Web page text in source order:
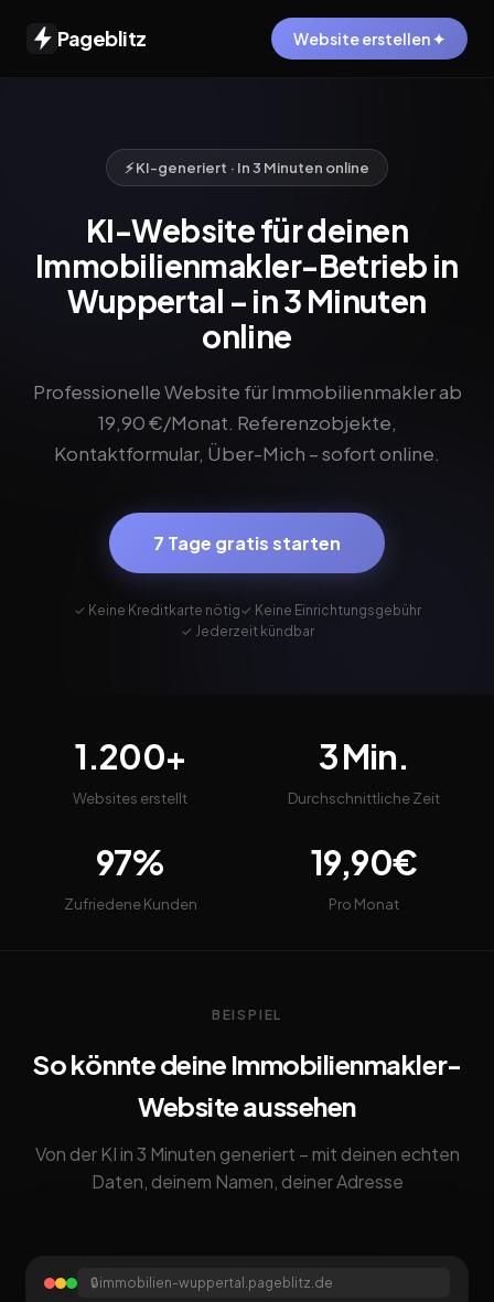
Pageblitz Website erstellen ✦
⚡ KI-generiert · In 3 Minuten online
KI-Website für deinen
Immobilienmakler-Betrieb in
Wuppertal – in 3 Minuten
online
Professionelle Website für Immobilienmakler ab
19,90 €/Monat. Referenzobjekte,
Kontaktformular, Über-Mich – sofort online.
7 Tage gratis starten
✓ Keine Kreditkarte nötig✓ Keine Einrichtungsgebühr
✓ Jederzeit kündbar
1.200+
Websites erstellt
3 Min.
Durchschnittliche Zeit
97%
Zufriedene Kunden
19,90€
Pro Monat
BEISPIEL
So könnte deine Immobilienmakler-
Website aussehen
Von der KI in 3 Minuten generiert – mit deinen echten
Daten, deinem Namen, deiner Adresse
🔒immobilien-wuppertal.pageblitz.de